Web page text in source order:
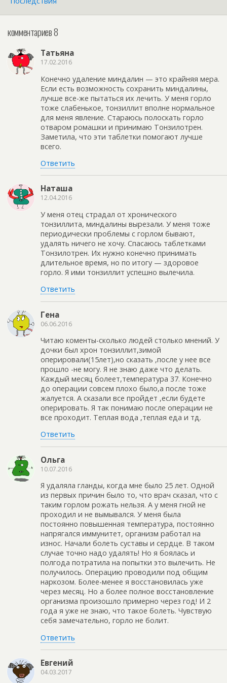
комментариев 8
Татьяна
17.02.2016
Конечно удаление миндалин — это крайняя мера.
Если есть возможность сохранить миндалины,
лучше все-же пытаться их лечить. У меня горло
тоже слабенькое, тонзиллит вполне нормальное
для меня явление. Стараюсь полоскать горло
отваром ромашки и принимаю Тонзилотрен.
Заметила, что эти таблетки помогают лучше
всего.
Ответить
Наташа
12.04.2016
У меня отец страдал от хронического
тонзиллита, миндалины вырезали. У меня тоже
периодически проблемы с горлом бывают,
удалять ничего не хочу. Спасаюсь таблетками
Тонзилотрен. Их нужно конечно принимать
длительное время, но по итогу — здоровое
горло. Я ими тонзиллит успешно вылечила.
Ответить
Гена
06.06.2016
Читаю коменты-сколько людей столько мнений. У
дочки был хрон тонзиллит,зимой
оперировали(15лет),но сказать ,после у нее все
прошло -не могу. Я не знаю даже что делать.
Каждый месяц болеет,температура 37. Конечно
до операции совсем плохо было,а после тоже
жалуется. А сказали все пройдет ,если будете
оперировать. Я так понимаю после операции не
все проходит. Теплая вода ,теплая еда и тд.
Ответить
Ольга
10.07.2016
Я удаляла гланды, когда мне было 25 лет. Одной
из первых причин было то, что врач сказал, что с
таким горлом рожать нельзя. А у меня гной не
проходил и не вымывался. У меня была
постоянно повышенная температура, постоянно
напрягался иммунитет, организм работал на
износ. Начали болеть суставы и сердце. В таком
случае точно надо удалять! Но я боялась и
полгода потратила на попытки это вылечить. Не
получилось. Операцию проводили под общим
наркозом. Более-менее я восстановилась уже
через месяц. Но а более полное восстановление
организма произошло примерно через год! И 2
года я уже не знаю, что такое болеть. Чувствую
себя замечательно, горло не болит.
Ответить
Евгений
04.03.2017